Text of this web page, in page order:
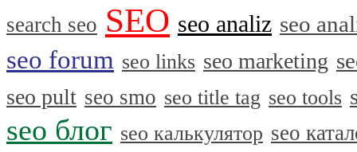
search seo SEO seo analiz seo
seo forum seo links seo marketing
seo pult seo smo seo title tag seo tools
seo блог seo калькулятор seo